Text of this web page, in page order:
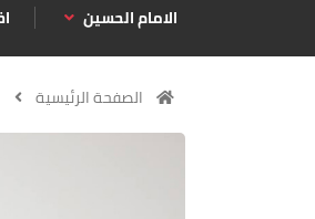
الامام الحسين
الصفحة الرئيسية